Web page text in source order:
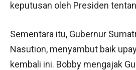
keputusan oleh Presiden
Sementara itu, Gubernur
Nasution, menyambut baik
kembali ini. Bobby mengajak